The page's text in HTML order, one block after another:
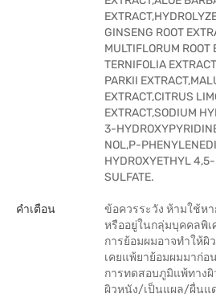
GINSENG ROOT
MULTIFLORUM
TERNIFOLIA
PARKII
EXTRACT,CITRUS
EXTRACT,SODIUM
3-
NOL,P-
HYDROXYETHYL
SULFATE.
คำเตือน
ข้อควรระวัง ห้ามใช้ห
หรืออยู่ในกลุ่มบุคคลพิ
การย้อมผมอาจทำให้
เคยแพ้ยาย้อมผมมาก่อ
การทดสอบภูมิแพ้ทาง
ผิวหนัง/เป็นแผล/ผื่นแ